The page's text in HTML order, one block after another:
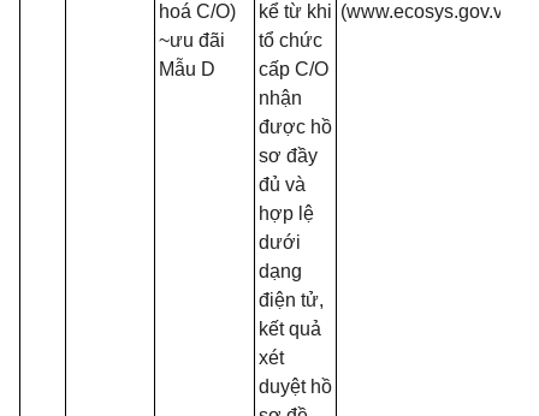
hoá C/O)
~ưu đãi
Mẫu D
kể từ khi
tổ chức
cấp C/O
nhận
được hồ
sơ đầy
đủ và
hợp lệ
dưới
dạng
điện tử,
kết quả
xét
duyệt hồ
(www.ecosys.gov.vn)